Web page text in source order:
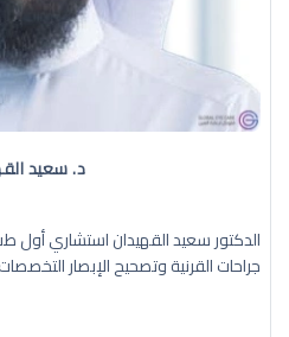
د. سعيد
الدكتور سعيد القهيدان استشاري
جراحات القرنية وتصحيح الإبصار